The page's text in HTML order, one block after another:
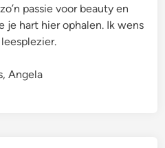
passie voor beauty en
je hart hier ophalen. Ik wens
Angela